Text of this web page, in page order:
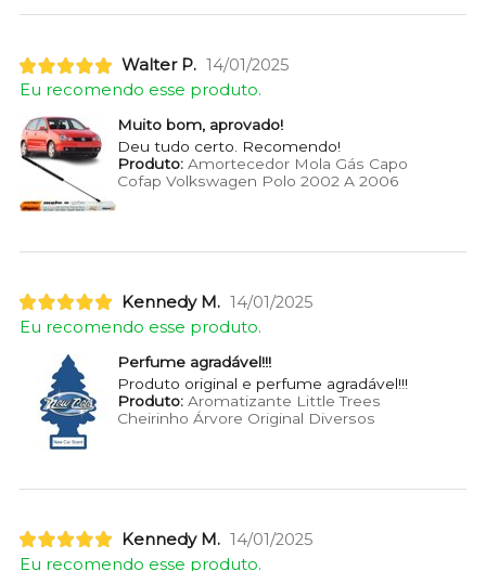
Walter P. 14/01/2025
Eu recomendo esse produto.
Muito bom, aprovado!
Deu tudo certo. Recomendo!
Produto:Amortecedor Mola Gás Capo
Cofap Volkswagen Polo 2002 A 2006
Kennedy M. 14/01/2025
Eu recomendo esse produto.
Perfume agradável!!!
Produto original e perfume agradável!!!
Produto:Aromatizante Little Trees
Cheirinho Árvore Original Diversos
Kennedy M. 14/01/2025
Eu recomendo esse produto.